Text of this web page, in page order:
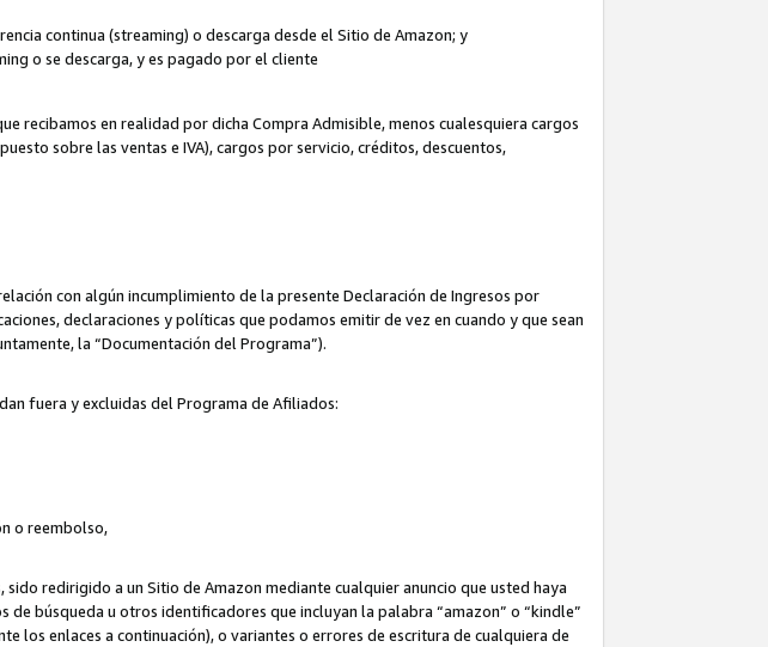
continua (streaming) o descarga desde el Sitio de Amazon; y
o se descarga, y es pagado por el cliente
recibamos en realidad por dicha Compra Admisible, menos cualesquiera cargos
sobre las ventas e IVA), cargos por servicio, créditos, descuentos,
con algún incumplimiento de la presente Declaración de Ingresos por
declaraciones y políticas que podamos emitir de vez en cuando y que sean
la “Documentación del Programa”).
fuera y excluidas del Programa de Afiliados:
o reembolso,
redirigido a un Sitio de Amazon mediante cualquier anuncio que usted haya
búsqueda u otros identificadores que incluyan la palabra “amazon” o “kindle”
los enlaces a continuación), o variantes o errores de escritura de cualquiera de